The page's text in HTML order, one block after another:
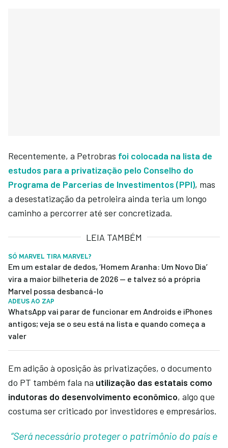
Recentemente, a Petrobras foi colocada na lista de
estudos para a privatização pelo Conselho do
Programa de Parcerias de Investimentos (PPI), mas
a desestatização da petroleira ainda teria um longo
caminho a percorrer até ser concretizada.
LEIA TAMBÉM
SÓ MARVEL TIRA MARVEL?
Em um estalar de dedos, ‘Homem Aranha: Um Novo Dia’
vira a maior bilheteria de 2026 — e talvez só a própria
Marvel possa desbancá-lo
ADEUS AO ZAP
WhatsApp vai parar de funcionar em Androids e iPhones
antigos; veja se o seu está na lista e quando começa a
valer
Em adição à oposição às privatizações, o documento
do PT também fala na utilização das estatais como
indutoras do desenvolvimento econômico, algo que
costuma ser criticado por investidores e empresários.
“Será necessário proteger o patrimônio do país e